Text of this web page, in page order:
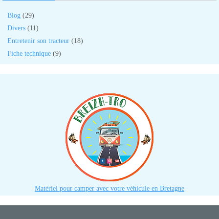
Blog (29)
Divers (11)
Entretenir son tracteur (18)
Fiche technique (9)
Matériel pour camper avec votre véhicule en Bretagne